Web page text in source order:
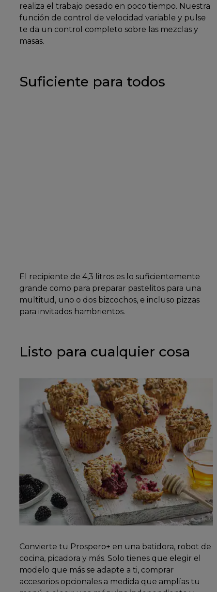
realiza el trabajo pesado en poco tiempo. Nuestra
función de control de velocidad variable y pulse
te da un control completo sobre las mezclas y
masas.
Suficiente para todos
El recipiente de 4,3 litros es lo suficientemente
grande como para preparar pastelitos para una
multitud, uno o dos bizcochos, e incluso pizzas
para invitados hambrientos.
Listo para cualquier cosa
Convierte tu Prospero+ en una batidora, robot de
cocina, picadora y más. Solo tienes que elegir el
modelo que más se adapte a ti, comprar
accesorios opcionales a medida que amplías tu